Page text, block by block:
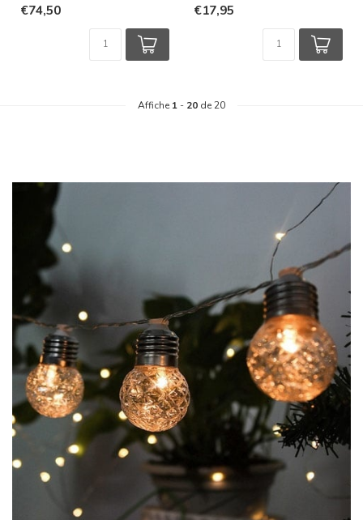
€74,50 €17,95
Affiche 1 - 20 de 20